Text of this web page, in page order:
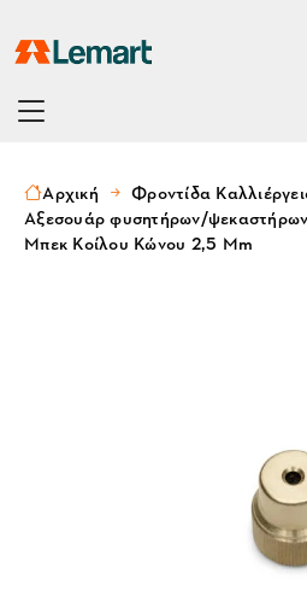
Αρχική
Φροντίδα
Αξεσουάρ φυσητήρων/ψεκαστήρων
Μπεκ Κοίλου Κώνου 2,5 Mm